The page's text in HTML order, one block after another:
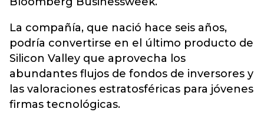
La compañía, que nació hace seis años,
podría convertirse en el último producto de
Silicon Valley que aprovecha los
abundantes flujos de fondos de inversores y
las valoraciones estratosféricas para jóvenes
firmas tecnológicas.